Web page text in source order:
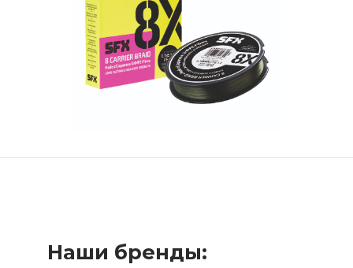
Наши бренды: